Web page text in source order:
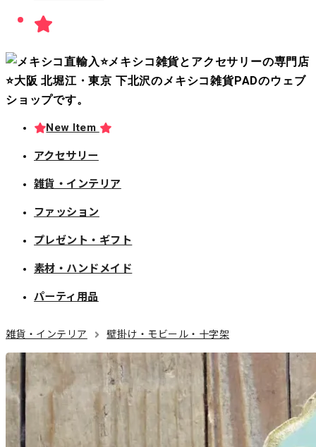
New Item
アクセサリー
雑貨・インテリア
ファッション
プレゼント・ギフト
素材・ハンドメイド
パーティ用品
雑貨・インテリア 壁掛け・モビール・十字架